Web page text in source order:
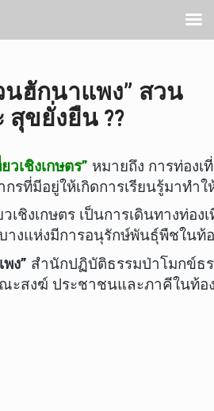
นฮักนาแพง” สวน
สุขยั่งยืน ??
วเชิงเกษตร” หมายถึง การท่อง
กรที่มีอยู่ให้เกิดการเรียนรู้มาท
กษตร เป็นการเดินทางท่องเที่
งแห่งมีการอนุรักษ์พันธุ์พืชในท้
ง” สำนักปฏิบัติธรรมป่าโมกข์ธ
ะสงฆ์ ประชาชนและภาคีในท้อ